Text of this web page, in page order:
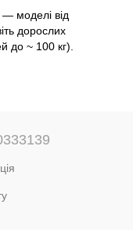
— моделі від
дорослих
до ~ 100 кг).